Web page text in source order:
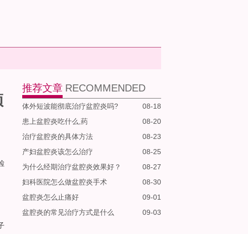
推荐文章 RECOMMENDED
08-18
体外短波能彻底治疗盆腔炎吗?
08-20
患上盆腔炎吃什么,药
08-23
治疗盆腔炎的具体方法
08-25
产妇盆腔炎该怎么治疗
08-27
为什么经期治疗盆腔炎效果好？
08-30
妇科医院怎么做盆腔炎手术
09-01
盆腔炎怎么止痛好
09-03
盆腔炎的常见治疗方式是什么